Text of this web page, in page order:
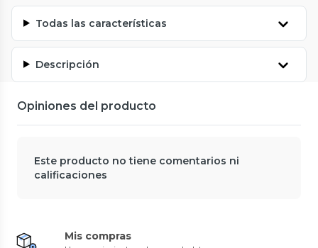
Todas las características
Descripción
Opiniones del producto
Este producto no tiene comentarios ni
calificaciones
Mis compras